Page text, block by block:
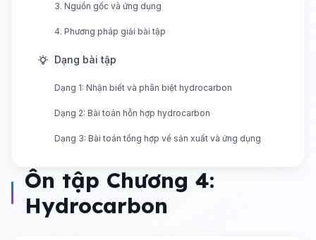
3. Nguồn gốc và ứng dụng
4. Phương pháp giải bài tập
Dạng bài tập
Dạng 1: Nhận biết và phân biệt hydrocarbon
Dạng 2: Bài toán hỗn hợp hydrocarbon
Dạng 3: Bài toán tổng hợp về sản xuất và ứng dụng
Ôn tập Chương 4:
Hydrocarbon